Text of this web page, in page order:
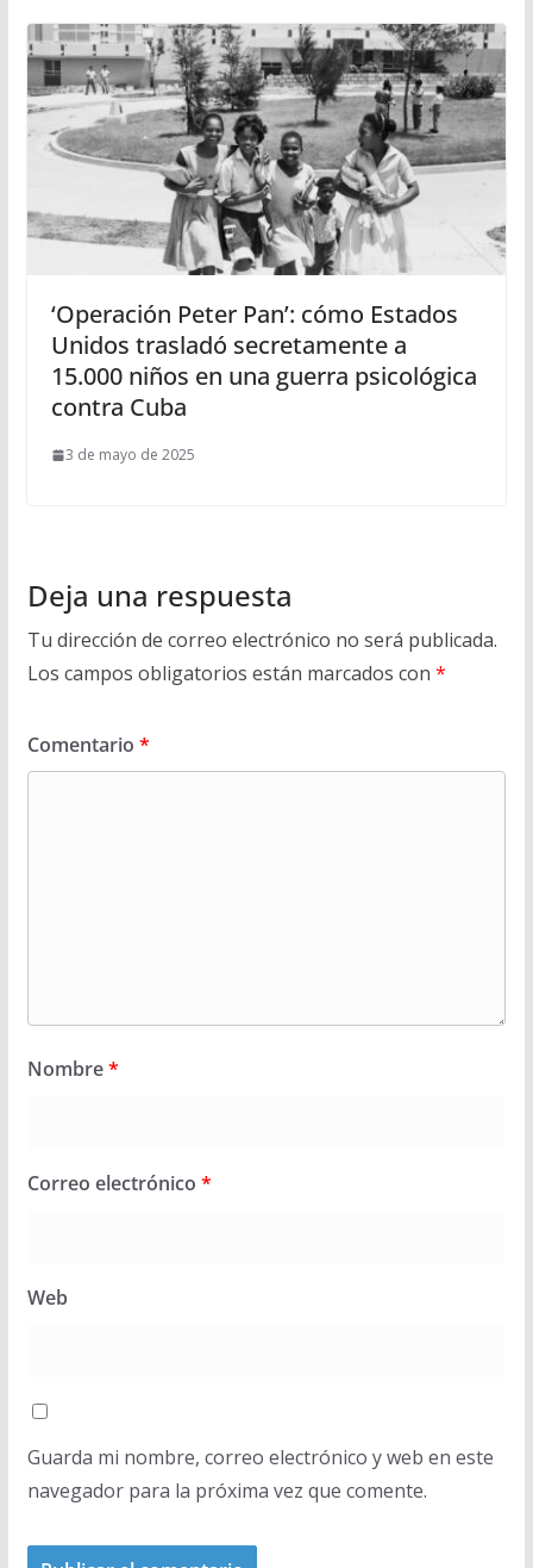
‘Operación Peter Pan’: cómo Estados
Unidos trasladó secretamente a
15.000 niños en una guerra psicológica
contra Cuba
3 de mayo de 2025
Deja una respuesta
Tu dirección de correo electrónico no será publicada.
Los campos obligatorios están marcados con *
Comentario *
Nombre*
Correo electrónico *
Web
Guarda mi nombre, correo electrónico y web en este
navegador para la próxima vez que comente.